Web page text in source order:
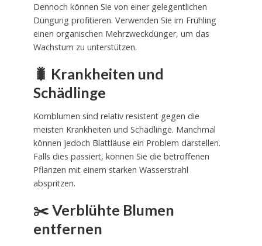
Dennoch können Sie von einer gelegentlichen
Düngung profitieren. Verwenden Sie im Frühling
einen organischen Mehrzweckdünger, um das
Wachstum zu unterstützen.
🐛 Krankheiten und
Schädlinge
Kornblumen sind relativ resistent gegen die
meisten Krankheiten und Schädlinge. Manchmal
können jedoch Blattläuse ein Problem darstellen.
Falls dies passiert, können Sie die betroffenen
Pflanzen mit einem starken Wasserstrahl
abspritzen.
✂️ Verblühte Blumen
entfernen